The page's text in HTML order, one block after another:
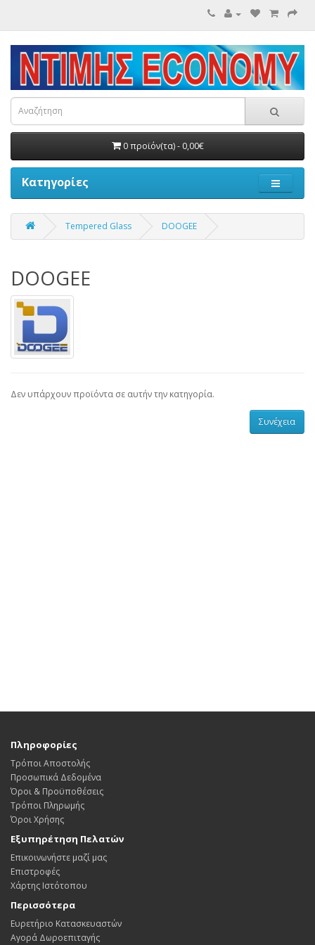
0 προϊόν(τα) - 0,00€
Κατηγορίες
Tempered Glass DOOGEE
DOOGEE
Δεν υπάρχουν προϊόντα σε αυτήν την κατηγορία.
Συνέχεια
Πληροφορίες
Τρόποι Αποστολής
Προσωπικά Δεδομένα
Όροι & Προϋποθέσεις
Τρόποι Πληρωμής
Όροι Χρήσης
Εξυπηρέτηση Πελατών
Επικοινωνήστε μαζί μας
Επιστροφές
Χάρτης Ιστότοπου
Περισσότερα
Ευρετήριο Κατασκευαστών
Αγορά Δωροεπιταγής